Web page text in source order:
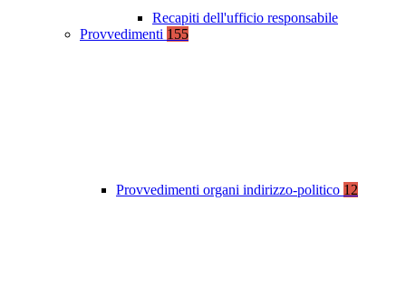
Recapiti dell'ufficio responsabile
Provvedimenti 155
Provvedimenti organi indirizzo-politico 12